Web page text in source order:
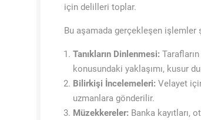
için delilleri toplar.
Bu aşamada gerçekleşen işlemler
Tanıkların Dinlenmesi:
konusundaki yaklaşımı, kusur
Bilirkişi İncelemeleri: Velayet
uzmanlara gönderilir.
Müzekkereler: Banka kayıtları,